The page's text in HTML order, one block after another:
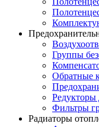
Группы
Обратные
Редукторы
Фильтры
Радиаторы